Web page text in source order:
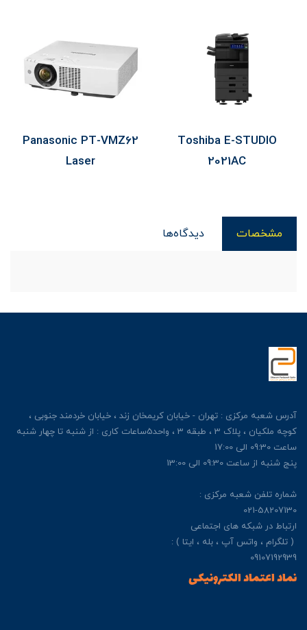
Toshiba
Panasonic PT-VMZ62
Support
مشخصات دیدگاه‌ها
آدرس شعبه مرکزی : تهران - خیابان کریمخان زند ، خیابان خردمند جنوبی ،
کوچه ملکیان ، پلاک 3 ، طبقه 3 ، واحد5ساعات کاری : از شنبه تا چهار شنبه
ساعت 09:30 الی 17:00
پنج شنبه از ساعت 09:30 الی 13:00
شماره تلفن شعبه مرکزی :
021-58207130
ارتباط در شبکه های اجتماعی
( تلگرام ، واتس آپ ، بله ، ایتا ) :
09107192939
نماد اعتماد الکترونیکی